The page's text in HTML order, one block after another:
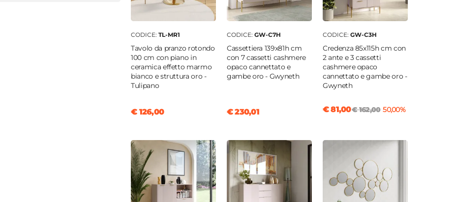
CODICE: TL-MR1
Tavolo da pranzo rotondo
100 cm con piano in
ceramica effetto marmo
bianco e struttura oro -
Tulipano
€ 126,00
CODICE: GW-C7H
Cassettiera 139x81h cm
con 7 cassetti cashmere
opaco cannettato e
gambe oro - Gwyneth
€ 230,01
CODICE: GW-C3H
Credenza 85x115h cm con
2 ante e 3 cassetti
cashmere opaco
cannettato e gambe oro -
Gwyneth
€ 81,00€ 162,00 50,00%